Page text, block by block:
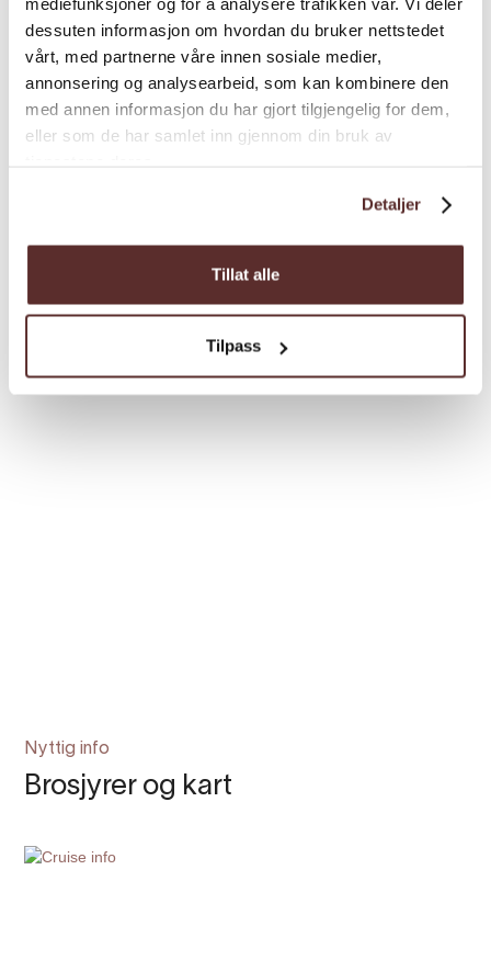
dessuten informasjon om hvordan du bruker nettstedet
vårt, med partnerne våre innen sosiale medier,
annonsering og analysearbeid, som kan kombinere den
med annen informasjon du har gjort tilgjengelig for dem,
eller som de har samlet inn gjennom din bruk av
Detaljer
Tillat alle
Tilpass
For grupper og turoperatørar
Nyttig info
Brosjyrer og kart